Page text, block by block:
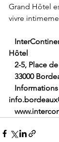
Grand Hôtel
vivre
Hôtel
2-5, Place
33000